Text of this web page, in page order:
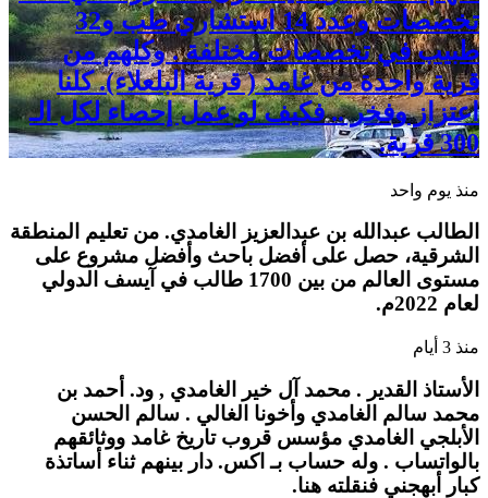
تخصصات وعدد 14 استشاري طب و32
طبيب في تخصصات مختلفة . وكلهم من
قرية واحدة من غامد ( قرية البلعلاء). كلنا
اعتزاز وفخر .. فكيف لو عمل إحصاء لكل الـ
300 قرية.
منذ يوم واحد
الطالب عبدالله بن عبدالعزيز الغامدي. من تعليم المنطقة
الشرقية، حصل على أفضل باحث وأفضل مشروع على
مستوى العالم من بين 1700 طالب في آيسف الدولي
لعام 2022م.
منذ 3 أيام
الأستاذ القدير . محمد آل خير الغامدي , ود. أحمد بن
محمد سالم الغامدي وأخونا الغالي . سالم الحسن
الأبلجي الغامدي مؤسس قروب تاريخ غامد ووثائقهم
بالواتساب . وله حساب بـ اكس. دار بينهم ثناء أساتذة
كبار أبهجني فنقلته هنا.